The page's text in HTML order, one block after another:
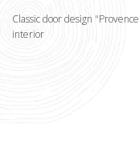
Classic door design "Provence
interior